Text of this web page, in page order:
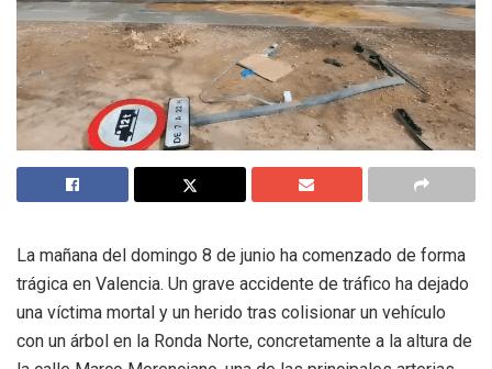
La mañana del domingo 8 de junio ha comenzado de forma
trágica en Valencia. Un grave accidente de tráfico ha dejado
una víctima mortal y un herido tras colisionar un vehículo
con un árbol en la Ronda Norte, concretamente a la altura de